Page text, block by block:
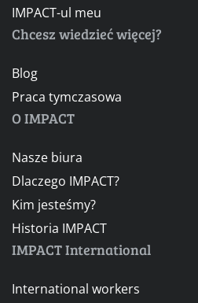
IMPACT-ul meu
Chcesz wiedzieć więcej?
Blog
Praca tymczasowa
O IMPACT
Nasze biura
Dlaczego IMPACT?
Kim jesteśmy?
Historia IMPACT
IMPACT International
International workers